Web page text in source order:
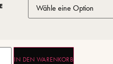
IN DEN WARENKORB